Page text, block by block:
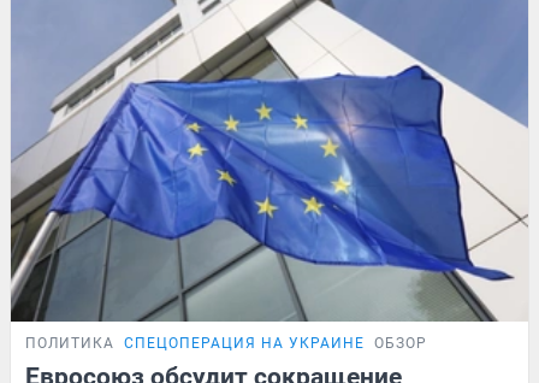
ПОЛИТИКА СПЕЦОПЕРАЦИЯ НА УКРАИНЕ ОБЗОР
Евросоюз обсудит сокращение